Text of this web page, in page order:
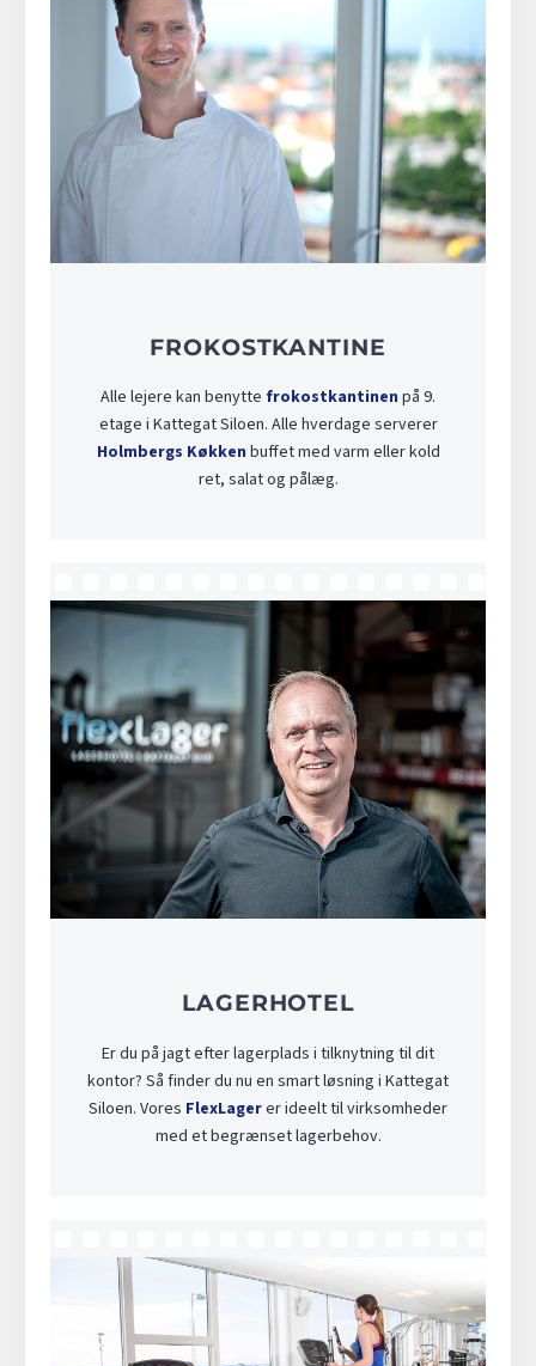
FROKOSTKANTINE
Alle lejere kan benytte frokostkantinen på 9.
etage i Kattegat Siloen. Alle hverdage serverer
Holmbergs Køkken buffet med varm eller kold
ret, salat og pålæg.
LAGERHOTEL
Er du på jagt efter lagerplads i tilknytning til dit
kontor? Så finder du nu en smart løsning i Kattegat
Siloen. Vores FlexLagerer ideelt til virksomheder
med et begrænset lagerbehov.